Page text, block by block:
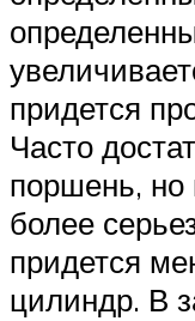
придется
Часто
поршень, но
более
придется
цилиндр. В